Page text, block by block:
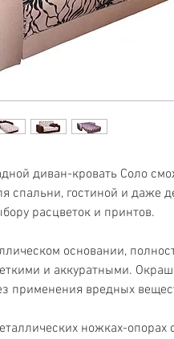
диван-кровать Соло
спальни, гостиной и даже
расцветок и принтов.
основании,
и аккуратными.
применения вредных
ножках-опорах